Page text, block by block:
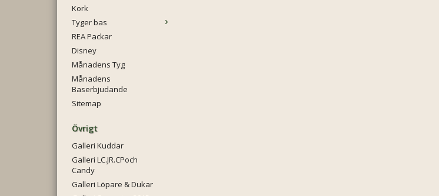
Kork
Tyger bas
REA Packar
Disney
Månadens Tyg
Månadens
Baserbjudande
Sitemap
Övrigt
Galleri Kuddar
Galleri LC.JR.CPoch
Candy
Galleri Löpare & Dukar